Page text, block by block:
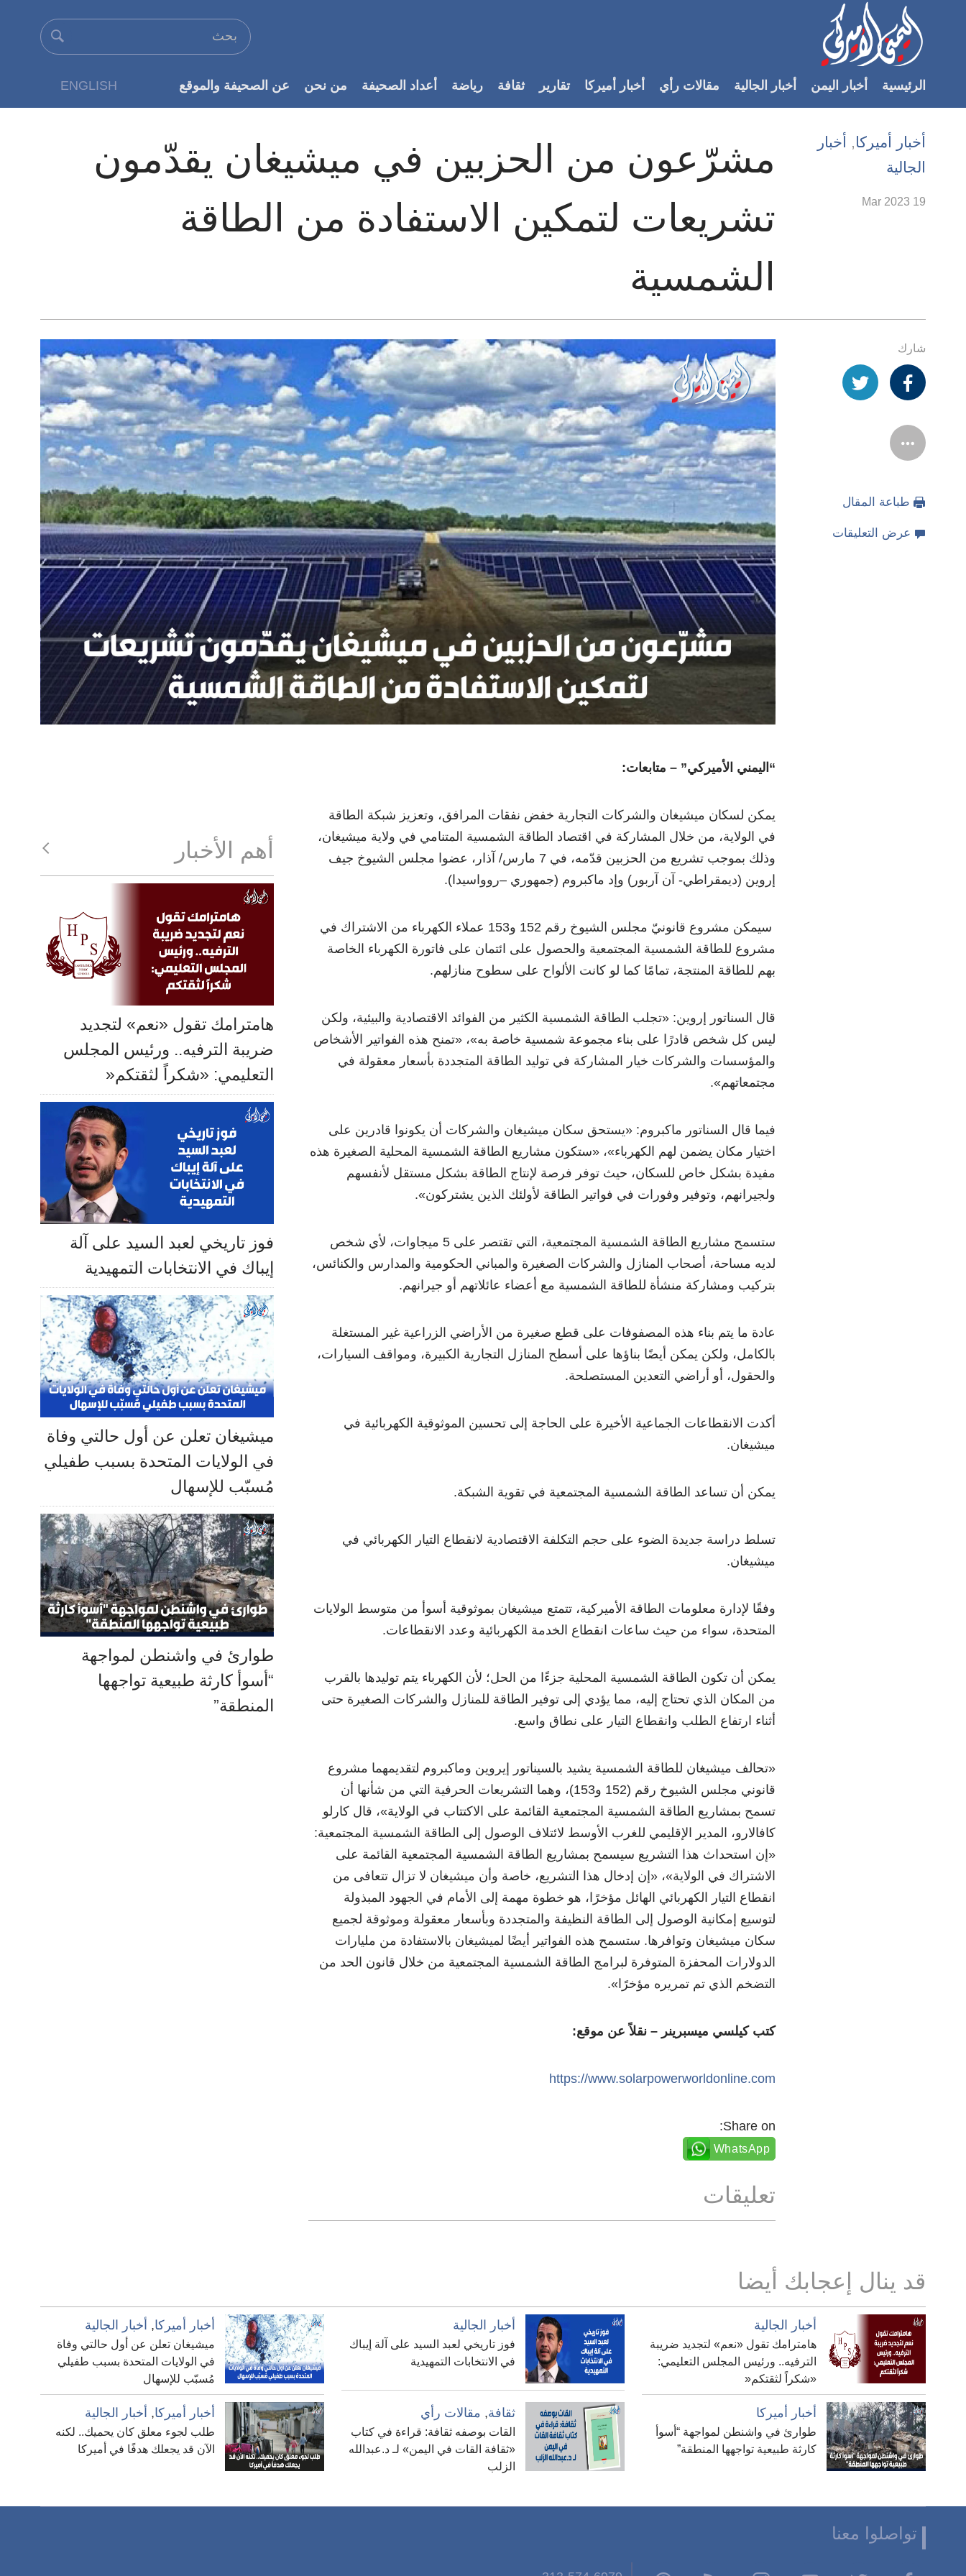
Accessibility
الرئيسي
الأقسام
الرئيسية
ENGLISH الرئيسية أخبار اليمن أخبار الجالية مقالات رأي أخبار أميركا تقارير ثقافة رياضة أعداد الصحيفة من نحن عن الصحيفة والموقع
أخبار أميركا,
أخبار
الجالية
مشرّعون من الحزبين في ميشيغان يقدّمون
تشريعات لتمكين الاستفادة من الطاقة
الشمسية
19 Mar 2023
شارك
طباعة المقال
عرض التعليقات
“اليمني الأميركي” – متابعات:
يمكن لسكان ميشيغان والشركات التجارية خفض نفقات المرافق، وتعزيز شبكة الطاقة
في الولاية، من خلال المشاركة في اقتصاد الطاقة الشمسية المتنامي في ولاية ميشيغان،
وذلك بموجب تشريع من الحزبين قدّمه، في 7 مارس/ آذار، عضوا مجلس الشيوخ جيف
إروين (ديمقراطي- آن آربور) وإد ماكبروم (جمهوري –روواسيدا).
سيمكن مشروع قانونيّ مجلس الشيوخ رقم 152 و153 عملاء الكهرباء
من الاشتراك في
مشروع للطاقة الشمسية المجتمعية والحصول على ائتمان على فاتورة الكهرباء الخاصة
بهم للطاقة المنتجة، تمامًا كما لو كانت الألواح على سطوح منازلهم.
قال السناتور إروين:«تجلب الطاقة الشمسية الكثير من الفوائد الاقتصادية والبيئية، ولكن
ليس كل شخص قادرًا على بناء مجموعة شمسية خاصة به»،«تمنح هذه الفواتير الأشخاص
والمؤسسات والشركات خيار المشاركة في توليد الطاقة المتجددة بأسعار معقولة في
مجتمعاتهم»
.
فيما قال السناتور ماكبروم:«يستحق سكان ميشيغان والشركات أن يكونوا قادرين على
اختيار مكان يضمن لهم الكهرباء»، «ستكون مشاريع الطاقة الشمسية المحلية الصغيرة هذه
مفيدة بشكل خاص للسكان، حيث توفر فرصة لإنتاج الطاقة بشكل مستقل لأنفسهم
ولجيرانهم، وتوفير وفورات في فواتير الطاقة لأولئك الذين يشتركون»
.
ستسمح مشاريع الطاقة الشمسية المجتمعية، التي تقتصر على 5 ميجاوات، لأي شخص
لديه مساحة، أصحاب المنازل والشركات الصغيرة والمباني الحكومية والمدارس والكنائس،
بتركيب ومشاركة منشأة للطاقة الشمسية مع أعضاء عائلاتهم أو جيرانهم.
عادة ما يتم بناء هذه المصفوفات على قطع صغيرة من الأراضي الزراعية غير المستغلة
بالكامل، ولكن يمكن أيضًا بناؤها على أسطح المنازل التجارية الكبيرة، ومواقف السيارات،
والحقول، أو أراضي التعدين المستصلحة.
أكدت الانقطاعات الجماعية الأخيرة على الحاجة إلى تحسين الموثوقية الكهربائية في
ميشيغان.
يمكن أن تساعد الطاقة الشمسية المجتمعية في تقوية الشبكة.
تسلط دراسة جديدة الضوء على حجم التكلفة الاقتصادية لانقطاع التيار الكهربائي في
ميشيغان.
وفقًا لإدارة معلومات الطاقة الأميركية، تتمتع ميشيغان بموثوقية أسوأ من متوسط الولايات
المتحدة، سواء من حيث ساعات انقطاع الخدمة الكهربائية وعدد الانقطاعات.
يمكن أن تكون الطاقة الشمسية المحلية جزءًا من الحل؛ لأن الكهرباء يتم توليدها بالقرب
من المكان الذي تحتاج إليه، مما يؤدي إلى توفير الطاقة للمنازل والشركات الصغيرة حتى
أثناء ارتفاع الطلب وانقطاع التيار على نطاق واسع.
«تحالف ميشيغان للطاقة الشمسية يشيد بالسيناتور إيروين وماكبروم لتقديمهما مشروع
قانوني مجلس الشيوخ رقم (152 و153)، وهما التشريعات الحرفية التي من شأنها أن
تسمح بمشاريع الطاقة الشمسية المجتمعية القائمة على الاكتتاب في الولاية»، قال كارلو
كافالارو، المدير الإقليمي للغرب الأوسط لائتلاف الوصول إلى الطاقة الشمسية المجتمعية:
« إن استحداث هذا التشريع سيسمح بمشاريع الطاقة الشمسية المجتمعية القائمة على
الاشتراك في الولاية»،« إن إدخال هذا التشريع، خاصة وأن ميشيغان لا تزال تتعافى من
انقطاع التيار الكهربائي الهائل مؤخرًا، هو خطوة مهمة إلى الأمام في الجهود المبذولة
لتوسيع إمكانية الوصول إلى الطاقة النظيفة والمتجددة وبأسعار معقولة وموثوقة لجميع
سكان ميشيغان وتوافرها. ستسمح هذه الفواتير أيضًا لميشيغان بالاستفادة من مليارات
الدولارات المحفزة المتوفرة لبرامج الطاقة الشمسية المجتمعية من خلال قانون الحد من
التضخم الذي تم تمريره مؤخرًا»
.
كتب كيلسي ميسبرينر – نقلاً عن موقع:
https://www.solarpowerworldonline.com
Share on:
WhatsApp
تعليقات
أهم الأخبار
هامترامك تقول «نعم» لتجديد
ضريبة الترفيه.. ورئيس المجلس
التعليمي: «شكراً لثقتكم«
فوز تاريخي لعبد السيد على آلة
إيباك في الانتخابات التمهيدية
ميشيغان تعلن عن أول حالتي وفاة
في الولايات المتحدة بسبب طفيلي
مُسبّب للإسهال
طوارئ في واشنطن لمواجهة
“أسوأ كارثة طبيعية تواجهها
المنطقة”
قد ينال إعجابك أيضا
أخبار الجالية
هامترامك تقول «نعم» لتجديد ضريبة
الترفيه.. ورئيس المجلس التعليمي:
«شكراً لثقتكم«
أخبار الجالية
فوز تاريخي لعبد السيد على آلة إيباك
في الانتخابات التمهيدية
أخبار أميركا, أخبار الجالية
ميشيغان تعلن عن أول حالتي وفاة
في الولايات المتحدة بسبب طفيلي
مُسبّب للإسهال
أخبار أميركا
طوارئ في واشنطن لمواجهة “أسوأ
كارثة طبيعية تواجهها المنطقة”
ثقافة, مقالات رأي
القات بوصفه ثقافة: قراءة في كتاب
«ثقافة القات في اليمن» لـ د.عبدالله
الزلب
أخبار أميركا, أخبار الجالية
طلب لجوء معلق كان يحميك.. لكنه
الآن قد يجعلك هدفًا في أميركا
تواصلوا معنا